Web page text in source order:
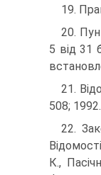
19.
20.
5 від 31
21.
508;
22.
К.,